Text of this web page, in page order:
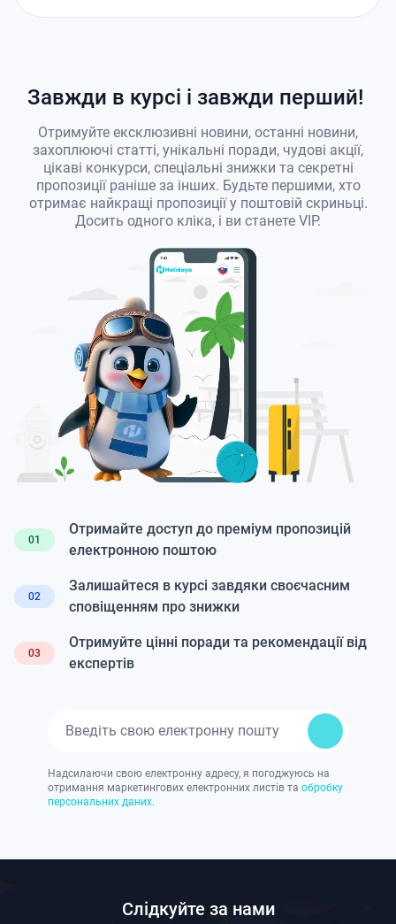
Завжди в курсі і завжди перший!
Отримуйте ексклюзивні новини, останні новини,
захоплюючі статті, унікальні поради, чудові акції,
цікаві конкурси, спеціальні знижки та секретні
пропозиції раніше за інших. Будьте першими, хто
отримає найкращі пропозиції у поштовій скриньці.
Досить одного кліка, і ви станете VIP.
01
Отримайте доступ до преміум пропозицій
електронною поштою
02
Залишайтеся в курсі завдяки своєчасним
сповіщенням про знижки
03
Отримуйте цінні поради та рекомендації від
експертів
Надсилаючи свою електронну адресу, я погоджуюсь на
отримання маркетингових електронних листів та обробку
персональних даних.
Слідкуйте за нами